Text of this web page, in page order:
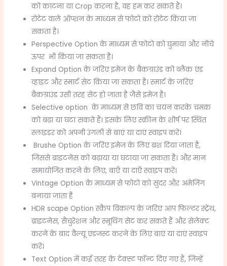
को काटना या Crop करना है, वह हम कर सकते हैं।
रोटेट वाले ऑप्शन के माध्यम से फोटो को रोटेट किया जा
सकता है।
Perspective Option के माध्यम से फोटो को घुमाया और नीचे
ऊपर भी किया जा सकता है।
Expand Option के जरिए इमेज के बैकग्राउंड को ब्लैक एंड
व्हाइट और स्मार्ट सेट किया जा सकता है। स्मार्ट के जरिए
बैकग्राउंड उसी तरह सेट हो जाता है जैसे इमेज है।
Selective option के माध्यम से छवि का चयन करके चमक
को बढ़ा या घटा सकते हैं। इसके लिए स्क्रीन के शीर्ष पर स्थित
स्लाइडर को अपनी उंगली से बाएं या दाएं स्वाइप करें।
Brushe Option के जरिए इमेज के लिए ब्रश दिया जाता है,
जिससे ब्राइटनेस को बढ़ाया या घटाया जा सकता है। और मान
समायोजित करने के लिए, बाएँ या दाएँ स्वाइप करें।
Vintage Option के माध्यम से फोटो को सुंदर और अमेजिंग
बनाया जाता है
HDR scape Option स्कैप विकल्प के जरिए आप फिल्टर स्ट्रेंथ,
ब्राइटनेस, सैचुरेशन और स्मूथिंग सेट कर सकते हैं और सेलेक्ट
करने के बाद वैल्यू एडजस्ट करने के लिए बाएं या दाएं स्वाइप
करें।
Text Option में कई तरह के टेक्स्ट फॉन्ट दिए गए हैं, जिन्हें